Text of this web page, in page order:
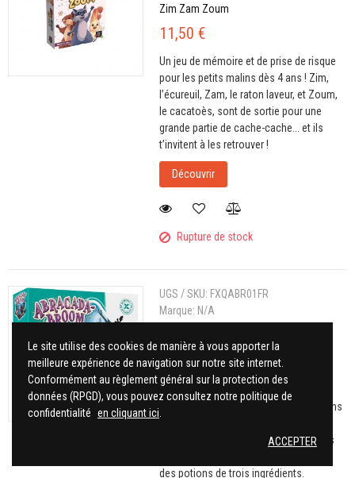
Zim Zam Zoum
11,50 €
Un jeu de mémoire et de prise de risque
pour les petits malins dès 4 ans ! Zim,
l’écureuil, Zam, le raton laveur, et Zoum,
le cacatoès, sont de sortie pour une
grande partie de cache-cache... et ils
t’invitent à les retrouver !
Découvrir
Rupture de stock
UGS / SKU: FXQABR01FR
Marque: N/A
Abracada-Broom
25,00 €
Répare ton balai en mélangeant les bons
Abracada-Broom, sorcières et sorciers
des potions de trois ingrédients.
Le site utilise des cookies de manière à vous apporter la
meilleure expérience de navigation sur notre site internet.
Conformément au règlement général sur la protection des
données (RPGD), vous pouvez consultez notre politique de
confidentialité en cliquant ici
ACCEPTER